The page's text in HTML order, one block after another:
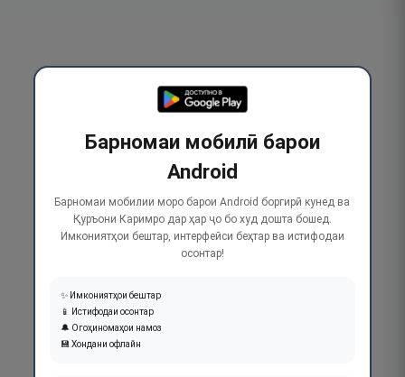
Барномаи мобилӣ барои
Android
Барномаи мобилии моро барои Android боргирӣ кунед ва
Қуръони Каримро дар ҳар ҷо бо худ дошта бошед.
Имкониятҳои бештар, интерфейси беҳтар ва истифодаи
осонтар!
✨ Имкониятҳои бештар
📱 Истифодаи осонтар
🔔 Огоҳиномаҳои намоз
💾 Хондани офлайн